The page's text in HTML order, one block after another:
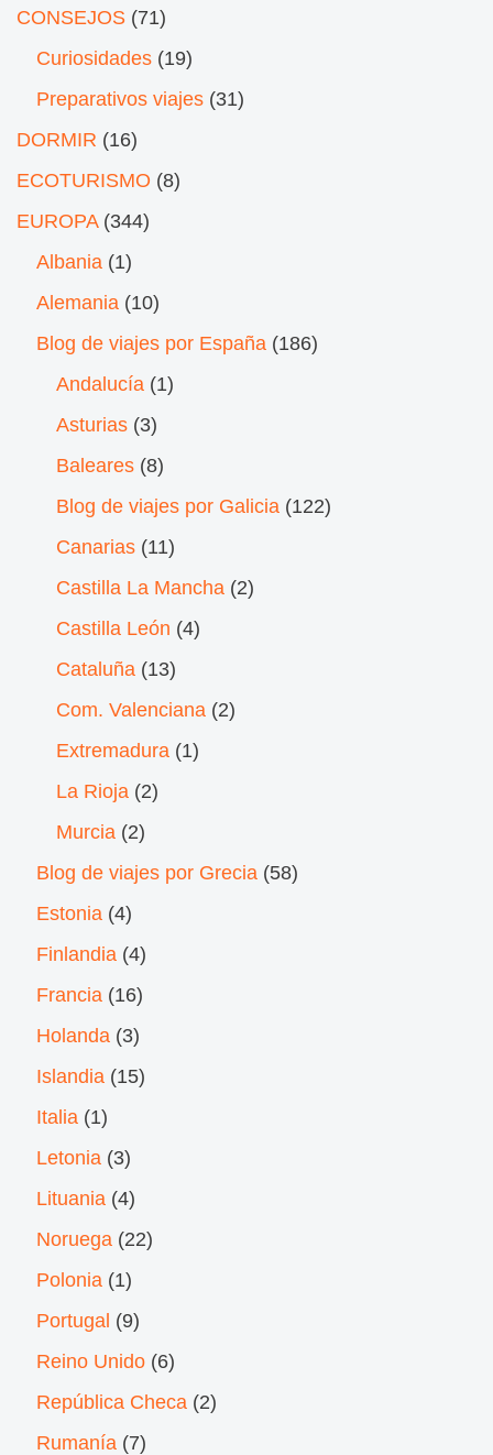
CONSEJOS (71)
Curiosidades (19)
Preparativos viajes (31)
DORMIR (16)
ECOTURISMO (8)
EUROPA(344)
Albania (1)
Alemania (10)
Blog de viajes por España (186)
Andalucía (1)
Asturias (3)
Baleares (8)
Blog de viajes por Galicia (122)
Canarias (11)
Castilla La Mancha (2)
Castilla León (4)
Cataluña (13)
Com. Valenciana (2)
Extremadura (1)
La Rioja (2)
Murcia (2)
Blog de viajes por Grecia (58)
Estonia (4)
Finlandia (4)
Francia (16)
Holanda (3)
Islandia (15)
Italia (1)
Letonia (3)
Lituania (4)
Noruega (22)
Polonia (1)
Portugal (9)
Reino Unido (6)
República Checa (2)
Rumanía (7)